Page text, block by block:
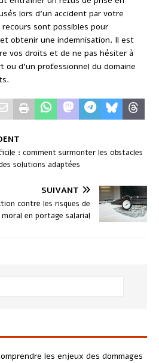
lors d’un accident par votre
sont possibles pour
obtenir une indemnisation. Il est
vos droits et de ne pas hésiter à
ou d’un professionnel du domaine
: comment surmonter les obstacles
solutions adaptées
SUIVANT
contre les risques de
en portage salarial
les enjeux des dommages